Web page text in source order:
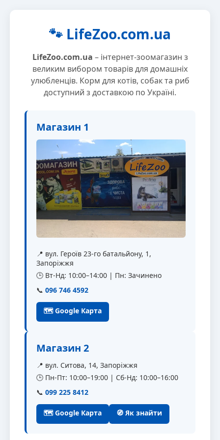
🐾 LifeZoo.com.ua
LifeZoo.com.ua – інтернет-зоомагазин з
великим вибором товарів для домашніх
улюбленців. Корм для котів, собак та риб
доступний з доставкою по Україні.
Магазин 1
📍 вул. Героїв 23-го батальйону, 1,
Запоріжжя
🕒 Вт-Нд: 10:00–14:00 | Пн: Зачинено
📞 096 746 4592
🗺 Google Карта
Магазин 2
📍 вул. Ситова, 14, Запоріжжя
🕒 Пн-Пт: 10:00–19:00 | Сб-Нд: 10:00–16:00
📞 099 225 8412
🗺 Google Карта 🧭 Як знайти